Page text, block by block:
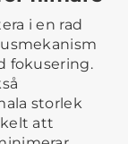
i en rad
fokusering.
storlek
att